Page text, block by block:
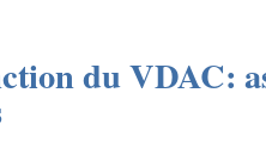
du VDAC: